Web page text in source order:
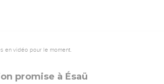
en vidéo pour le moment.
promise à Ésaü